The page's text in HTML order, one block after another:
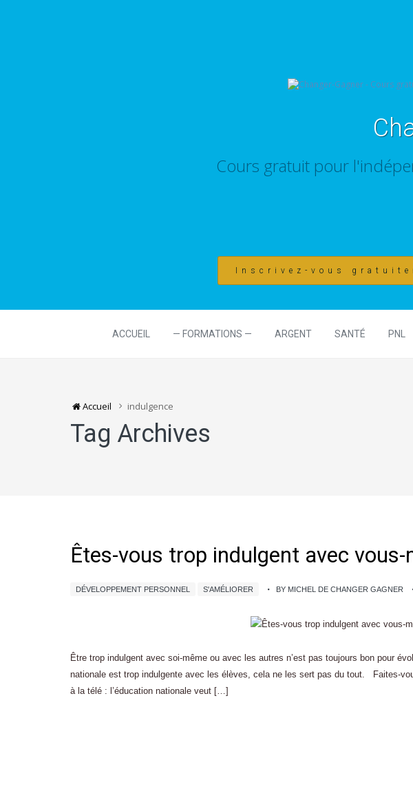
Cours gratuit pour
Inscrivez-vous
ACCUEIL — FORMATIONS — ARGENT SANTÉ PNL
Accueil indulgence
Tag Archives
Êtes-vous trop indulgent avec vous-
DÉVELOPPEMENT PERSONNEL S'AMÉLIORER BY MICHEL DE CHANGER GAGNER
Être trop indulgent avec soi-même ou avec les autres n’est pas toujours bon pour
nationale est trop indulgente avec les élèves, cela ne les sert pas du tout. Faites-
à la télé : l’éducation nationale veut […]